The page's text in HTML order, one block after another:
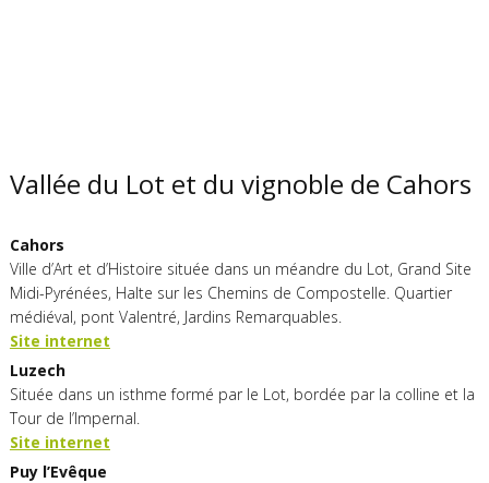
Vallée du Lot et du vignoble de Cahors
Cahors
Ville d’Art et d’Histoire située dans un méandre du Lot, Grand Site
Midi-Pyrénées, Halte sur les Chemins de Compostelle. Quartier
médiéval, pont Valentré, Jardins Remarquables.
Site internet
Luzech
Située dans un isthme formé par le Lot, bordée par la colline et la
Tour de l’Impernal.
Site internet
Puy l’Evêque